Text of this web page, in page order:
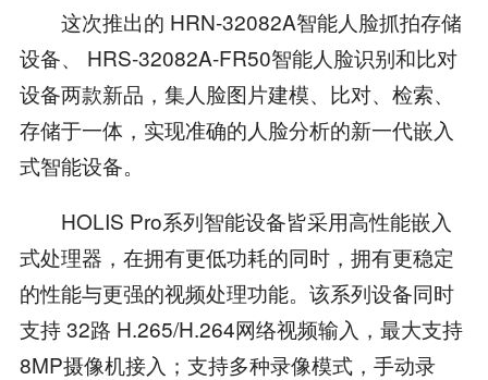
这次推出的 HRN-32082A智能人脸抓拍存储
设备、 HRS-32082A-FR50智能人脸识别和比对
设备两款新品，集人脸图片建模、比对、检索、
存储于一体，实现准确的人脸分析的新一代嵌入
式智能设备。
HOLIS Pro系列智能设备皆采用高性能嵌入
式处理器，在拥有更低功耗的同时，拥有更稳定
的性能与更强的视频处理功能。该系列设备同时
支持 32路 H.265/H.264网络视频输入，最大支持
8MP摄像机接入；支持多种录像模式，手动录